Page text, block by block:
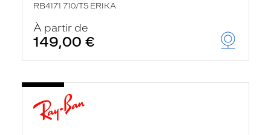
RB4171 710/T5 ERIKA
À partir de
149,00 €